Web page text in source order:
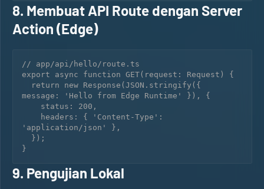
8. Membuat API Route dengan Server
Action (Edge)
// app/api/hello/route.ts
export async function GET(request: Request) {
message: 'Hello from Edge Runtime' }), {
'application/json' },
9. Pengujian Lokal